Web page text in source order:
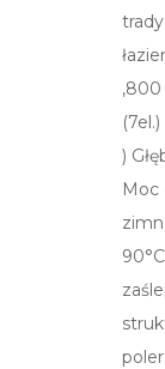
,800
)
Moc